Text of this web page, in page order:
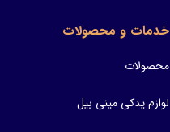
خدمات و محصولات
محصولات
لوازم یدکی مینی بیل